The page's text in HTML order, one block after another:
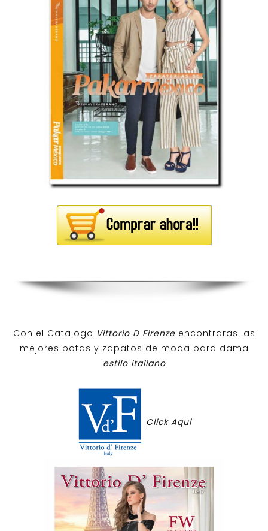
Con el Catalogo Vittorio D Firenzeencontraras las
mejores botas y zapatos de moda para dama
estilo italiano
Click Aqui